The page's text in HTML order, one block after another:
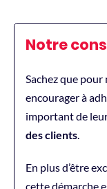
Notre
Sachez que
encourager à
important de
des clients
En plus d’être
cette démarche